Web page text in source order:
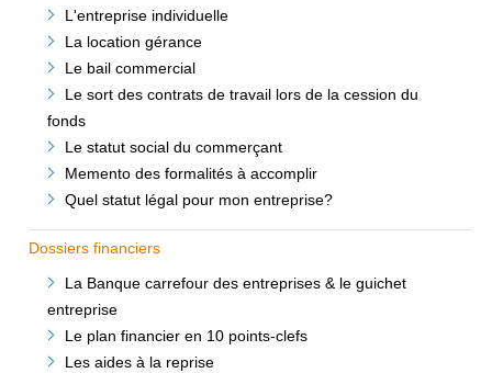
L'entreprise individuelle
La location gérance
Le bail commercial
Le sort des contrats de travail lors de la cession du
fonds
Le statut social du commerçant
Memento des formalités à accomplir
Quel statut légal pour mon entreprise?
Dossiers financiers
La Banque carrefour des entreprises & le guichet
entreprise
Le plan financier en 10 points-clefs
Les aides à la reprise